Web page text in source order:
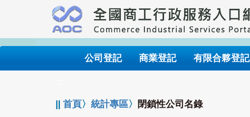
要
內
公司登記 商業登記 有限合夥登記
||首頁〉統計專區〉 閉鎖性公司名錄